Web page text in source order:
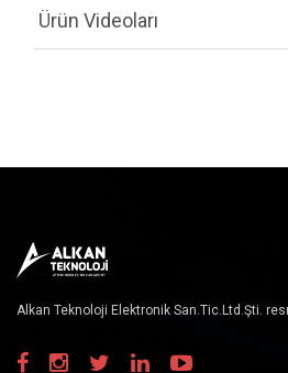
Ürün Videoları
Alkan Teknoloji Elektronik San.Tic.Ltd.Şti.